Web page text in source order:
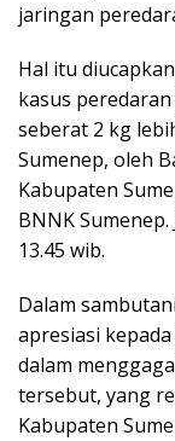
jaringan
Hal itu
kasus
seberat 2 kg
Sumenep, oleh
Kabupaten
BNNK
13.45 wib.
Dalam
apresiasi
dalam
tersebut, yang
Kabupaten